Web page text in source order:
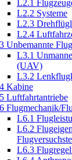
L2.1
L2.2 Systeme
L2.3
L2.4
Unbemannte
L3.1
(UAV)
L3.2
Kabine
Luftfahrtantriebe
Flugmechanik/
L6.1
L6.2
L6.3